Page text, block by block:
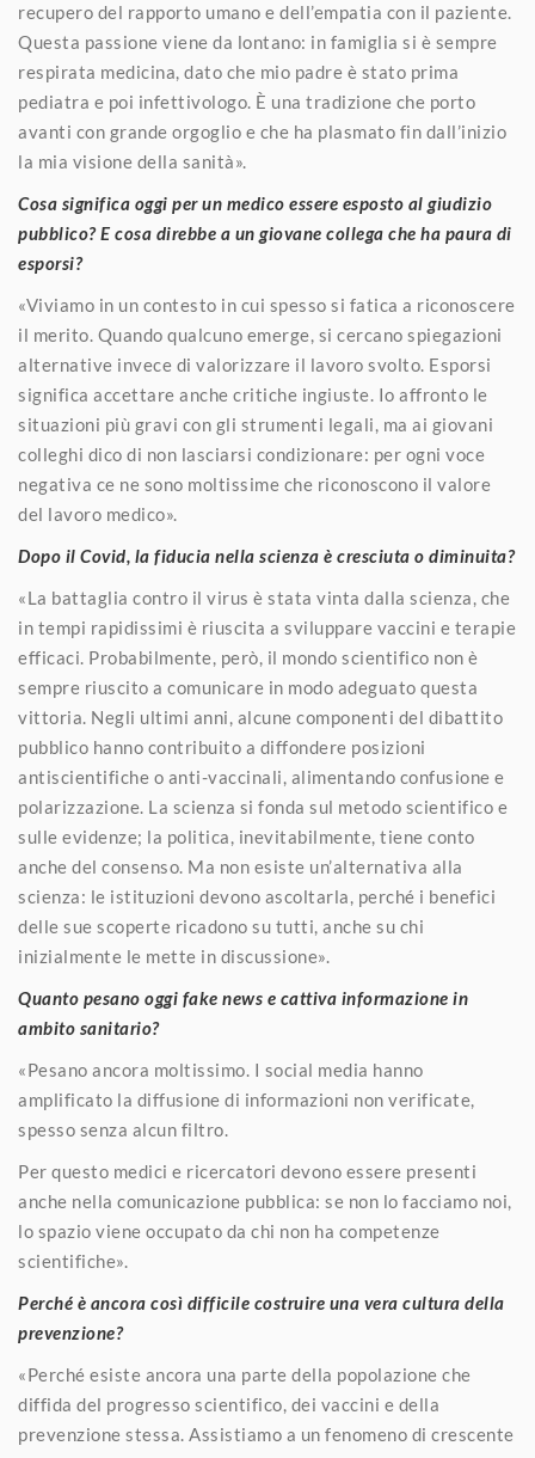
recupero del rapporto umano e dell’empatia con il paziente.
Questa passione viene da lontano: in famiglia si è sempre
respirata medicina, dato che mio padre è stato prima
pediatra e poi infettivologo. È una tradizione che porto
avanti con grande orgoglio e che ha plasmato fin dall’inizio
la mia visione della sanità».
Cosa significa oggi per un medico essere esposto al giudizio
pubblico? E cosa direbbe a un giovane collega che ha paura di
esporsi?
«Viviamo in un contesto in cui spesso si fatica a riconoscere
il merito. Quando qualcuno emerge, si cercano spiegazioni
alternative invece di valorizzare il lavoro svolto. Esporsi
significa accettare anche critiche ingiuste. Io affronto le
situazioni più gravi con gli strumenti legali, ma ai giovani
colleghi dico di non lasciarsi condizionare: per ogni voce
negativa ce ne sono moltissime che riconoscono il valore
del lavoro medico».
Dopo il Covid, la fiducia nella scienza è cresciuta o diminuita?
«La battaglia contro il virus è stata vinta dalla scienza, che
in tempi rapidissimi è riuscita a sviluppare vaccini e terapie
efficaci. Probabilmente, però, il mondo scientifico non è
sempre riuscito a comunicare in modo adeguato questa
vittoria. Negli ultimi anni, alcune componenti del dibattito
pubblico hanno contribuito a diffondere posizioni
antiscientifiche o anti-vaccinali, alimentando confusione e
polarizzazione. La scienza si fonda sul metodo scientifico e
sulle evidenze; la politica, inevitabilmente, tiene conto
anche del consenso. Ma non esiste un’alternativa alla
scienza: le istituzioni devono ascoltarla, perché i benefici
delle sue scoperte ricadono su tutti, anche su chi
inizialmente le mette in discussione».
Quanto pesano oggi fake news e cattiva informazione in
ambito sanitario?
«Pesano ancora moltissimo. I social media hanno
amplificato la diffusione di informazioni non verificate,
spesso senza alcun filtro.
Per questo medici e ricercatori devono essere presenti
anche nella comunicazione pubblica: se non lo facciamo noi,
lo spazio viene occupato da chi non ha competenze
scientifiche».
Perché è ancora così difficile costruire una vera cultura della
prevenzione?
«Perché esiste ancora una parte della popolazione che
diffida del progresso scientifico, dei vaccini e della
prevenzione stessa. Assistiamo a un fenomeno di crescente